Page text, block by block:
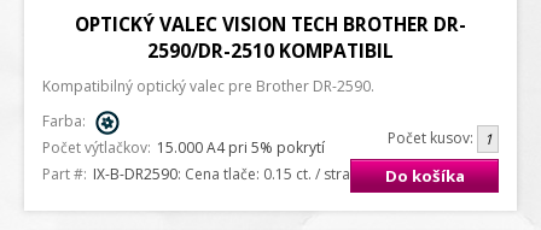
Počet kusov:
Do košíka
OPTICKÝ VALEC VISION TECH BROTHER DR-
2590/DR-2510 KOMPATIBIL
Kompatibilný optický valec pre Brother DR-2590.
Farba:
Počet výtlačkov: 15.000 A4 pri 5% pokrytí
Part #: IX-B-DR2590: Cena tlače: 0.15 ct. / strana A4